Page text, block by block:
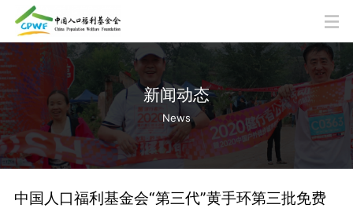
新闻动态
News
中国人口福利基金会“第三代”黄手环第三批免费